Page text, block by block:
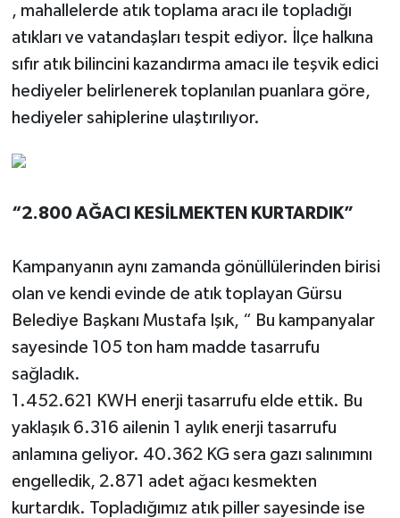
, mahallelerde atık toplama aracı ile topladığı
atıkları ve vatandaşları tespit ediyor. İlçe halkına
sıfır atık bilincini kazandırma amacı ile teşvik edici
hediyeler belirlenerek toplanılan puanlara göre,
hediyeler sahiplerine ulaştırılıyor.
“2.800 AĞACI KESİLMEKTEN KURTARDIK”
Kampanyanın aynı zamanda gönüllülerinden birisi
olan ve kendi evinde de atık toplayan Gürsu
Belediye Başkanı Mustafa Işık, “ Bu kampanyalar
sayesinde 105 ton ham madde tasarrufu
sağladık.
1.452.621 KWH enerji tasarrufu elde ettik. Bu
yaklaşık 6.316 ailenin 1 aylık enerji tasarrufu
anlamına geliyor. 40.362 KG sera gazı salınımını
engelledik, 2.871 adet ağacı kesmekten
kurtardık. Topladığımız atık piller sayesinde ise